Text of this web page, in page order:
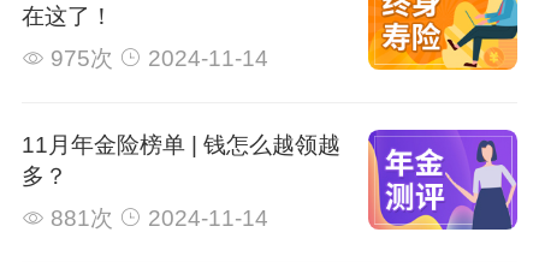
在这了！
975次
2024-11-14
11月年金险榜单 | 钱怎么越领越
多？
881次
2024-11-14